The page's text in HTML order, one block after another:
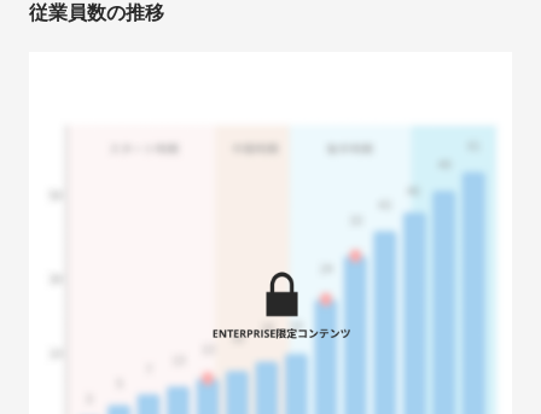
従業員数の推移